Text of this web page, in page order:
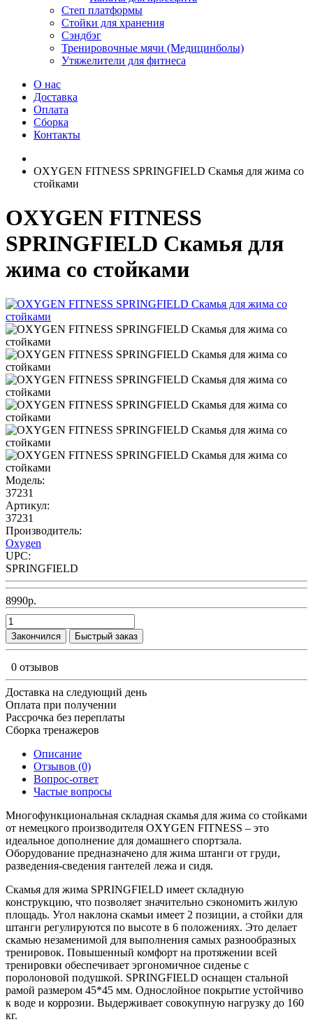
Степ платформы
Стойки для хранения
Сэндбэг
Тренировочные мячи (Медицинболы)
Утяжелители для фитнеса
О нас
Доставка
Оплата
Сборка
Контакты
OXYGEN FITNESS SPRINGFIELD Скамья для жима со
стойками
OXYGEN FITNESS
SPRINGFIELD Скамья для
жима со стойками
Модель:
37231
Артикул:
37231
Производитель:
Oxygen
UPC:
SPRINGFIELD
8990р.
Закончился Быстрый заказ
0 отзывов
Доставка на следующий день
Оплата при получении
Рассрочка без переплаты
Сборка тренажеров
Описание
Отзывов (0)
Вопрос-ответ
Частые вопросы
Многофункциональная складная скамья для жима со стойками
от немецкого производителя OXYGEN FITNESS – это
идеальное дополнение для домашнего спортзала.
Оборудование предназначено для жима штанги от груди,
разведения-сведения гантелей лежа и сидя.
Скамья для жима SPRINGFIELD имеет складную
конструкцию, что позволяет значительно сэкономить жилую
площадь. Угол наклона скамьи имеет 2 позиции, а стойки для
штанги регулируются по высоте в 6 положениях. Это делает
скамью незаменимой для выполнения самых разнообразных
тренировок. Повышенный комфорт на протяжении всей
тренировки обеспечивает эргономичное сиденье с
поролоновой подушкой. SPRINGFIELD оснащен стальной
рамой размером 45*45 мм. Однослойное покрытие устойчиво
к воде и коррозии. Выдерживает совокупную нагрузку до 160
кг.